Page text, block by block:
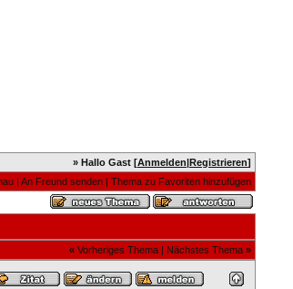
» Hallo Gast [Anmelden|Registrieren]
| An Freund senden | Thema zu Favoriten hinzufügen
« Vorheriges Thema | Nächstes Thema »